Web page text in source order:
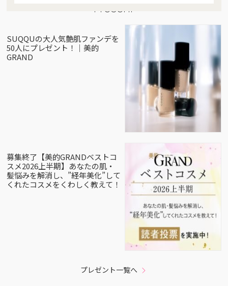
Present
SUQQUの大人気艶肌ファンデを
50人にプレゼント！｜美的
GRAND
募集終了【美的GRANDベストコ
スメ2026上半期】あなたの肌・
髪悩みを解消し、”経年美化”して
くれたコスメをくわしく教えて！
プレゼント一覧へ